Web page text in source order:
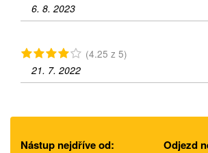
6. 8. 2023
(4.25 z 5)
21. 7. 2022
Nástup nejdříve od: Odjezd